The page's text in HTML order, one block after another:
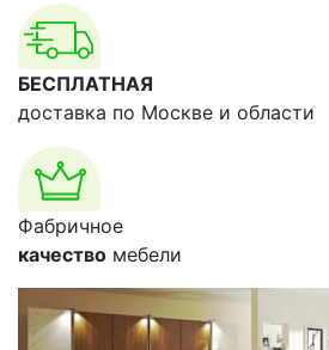
БЕСПЛАТНАЯ
доставка по Москве и области
Фабричное
качество мебели